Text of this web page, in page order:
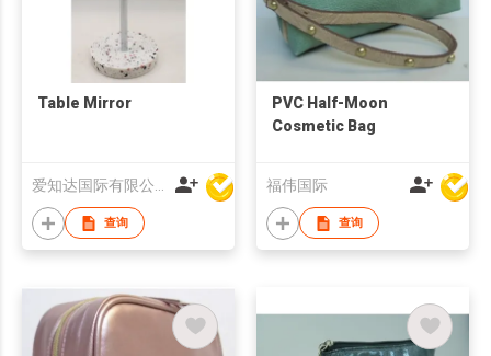
Table Mirror
爱知达国际有限公司
查询
PVC Half-Moon
Cosmetic Bag
福伟国际
查询